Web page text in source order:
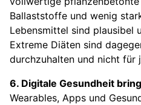
Ballaststoffe und wenig
Lebensmittel sind plausibel
Extreme Diäten sind
durchzuhalten und nicht für
6. Digitale Gesundheit
Wearables, Apps und